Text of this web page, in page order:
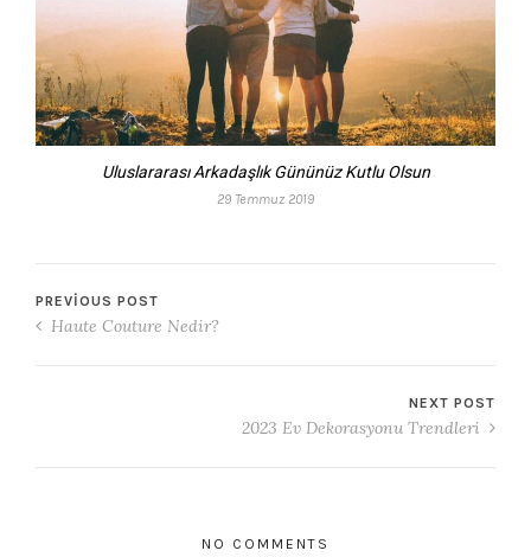
Uluslararası Arkadaşlık Gününüz Kutlu Olsun
29 Temmuz 2019
PREVIOUS POST
Haute Couture Nedir?
NEXT POST
2023 Ev Dekorasyonu Trendleri
NO COMMENTS